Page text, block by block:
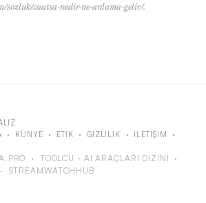
sozluk/caatsa-nedir-ne-anlama-gelir/.
· KÜNYE · ETIK · GIZLILIK · İLETIŞIM ·
· TOOLCU - AI ARAÇLARI DIZINI
·
· STREAMWATCHHUB